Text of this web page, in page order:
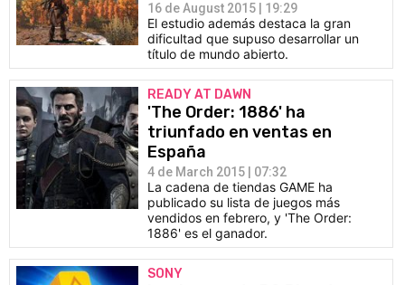
16 de August 2015 | 19:29
El estudio además destaca la gran
dificultad que supuso desarrollar un
título de mundo abierto.
READY AT DAWN
'The Order: 1886' ha
triunfado en ventas en
España
4 de March 2015 | 07:32
La cadena de tiendas GAME ha
publicado su lista de juegos más
vendidos en febrero, y 'The Order:
1886' es el ganador.
SONY